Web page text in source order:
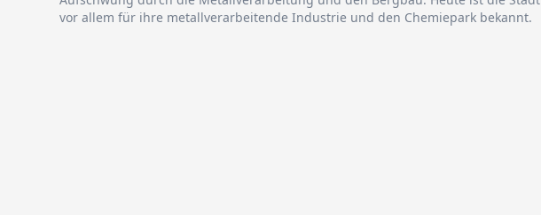
vor allem für ihre metallverarbeitende Industrie und den Chemiepark bekannt.